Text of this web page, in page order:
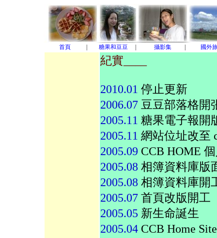
首頁 糖果和豆豆 攝影集 國外
紀實____
2010.01 停止更新
2006.07 豆豆部落格開
2005.11 糖果電子報開
2005.11 網站位址改至
2005.09 CCB HOME
2005.08 相簿資料庫版
2005.08 相簿資料庫開
2005.07 首頁改版開工
2005.05 新生命誕生
2005.04 CCB Home